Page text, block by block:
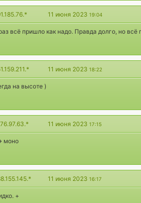
11 июня 2023 19:04
всё пришло как надо. Правда долго, но всё
11 июня 2023 18:22
на высоте )
11 июня 2023 17:15
моно
11 июня 2023 16:17
+